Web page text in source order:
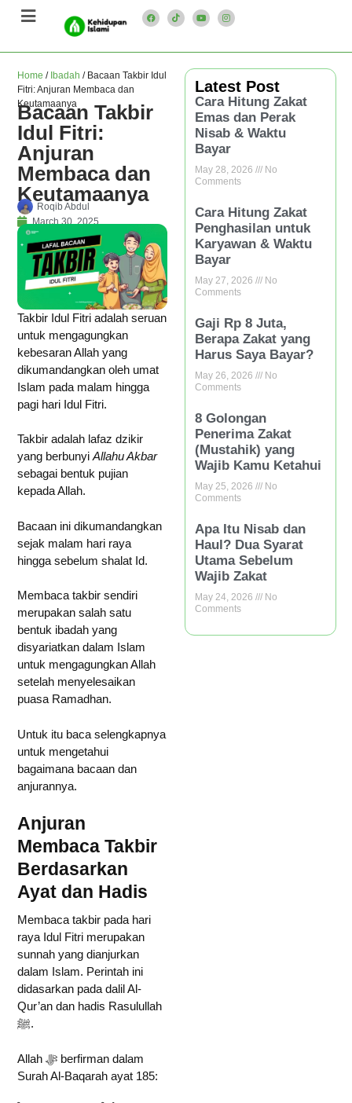
Home / Ibadah / Bacaan Takbir Idul
Fitri: Anjuran Membaca dan
Keutamaanya
Bacaan Takbir
Idul Fitri:
Anjuran
Membaca dan
Keutamaanya
Roqib Abdul
March 30, 2025
Takbir Idul Fitri adalah seruan
untuk mengagungkan
kebesaran Allah yang
dikumandangkan oleh umat
Islam pada malam hingga
pagi hari Idul Fitri.
Takbir adalah lafaz dzikir
yang berbunyiAllahu Akbar
sebagai bentuk pujian
kepada Allah.
Bacaan ini dikumandangkan
sejak malam hari raya
hingga sebelum shalat Id.
Membaca takbir sendiri
merupakan salah satu
bentuk ibadah yang
disyariatkan dalam Islam
untuk mengagungkan Allah
setelah menyelesaikan
puasa Ramadhan.
Untuk itu baca selengkapnya
untuk mengetahui
bagaimana bacaan dan
anjurannya.
Anjuran
Membaca Takbir
Berdasarkan
Ayat dan Hadis
Membaca takbir pada hari
raya Idul Fitri merupakan
sunnah yang dianjurkan
dalam Islam. Perintah ini
didasarkan pada dalil Al-
Qur’an dan hadis Rasulullah
ﷺ.
Allah ﷻ berfirman dalam
Surah Al-Baqarah ayat 185:
Latest Post
Cara Hitung Zakat
Emas dan Perak
Nisab & Waktu
Bayar
May 28, 2026
No
Comments
Cara Hitung Zakat
Penghasilan untuk
Karyawan & Waktu
Bayar
May 27, 2026
No
Comments
Gaji Rp 8 Juta,
Berapa Zakat yang
Harus Saya Bayar?
May 26, 2026
No
Comments
8 Golongan
Penerima Zakat
(Mustahik) yang
Wajib Kamu Ketahui
May 25, 2026
No
Comments
Apa Itu Nisab dan
Haul? Dua Syarat
Utama Sebelum
Wajib Zakat
May 24, 2026
No
Comments